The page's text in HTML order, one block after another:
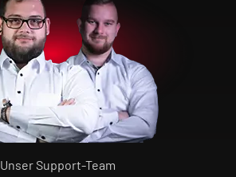
Unser Support-Team